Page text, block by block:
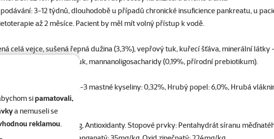
sipamatovali,
a nemuseli se
reklamou.
3-12 týdnů, dlouhodobě u případů chronické insuficience pankreatu, u
až 2 měsíce. Pacient by měl mít volný přístup k vodě.
celá vejce, sušená řepná dužina (3,3%), vepřový tuk, kuřecí šťáva, minerální
lněné semínko, rybí tuk, mannanoligosacharidy (0,19%, přírodní prebiotikum).
kyseliny: 1,89%, Omega-3 mastné kyseliny: 0,32%, Hrubý popel: 6,0%, Hrubá
kg, Vitamín E: 404mg/kg, Antioxidanty. Stopové prvky: Pentahydrát síranu